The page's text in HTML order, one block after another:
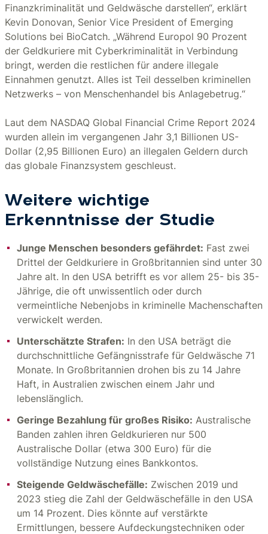
Finanzkriminalität und Geldwäsche darstellen“, erklärt
Kevin Donovan, Senior Vice President of Emerging
Solutions bei BioCatch. „Während Europol 90 Prozent
der Geldkuriere mit Cyberkriminalität in Verbindung
bringt, werden die restlichen für andere illegale
Einnahmen genutzt. Alles ist Teil desselben kriminellen
Netzwerks – von Menschenhandel bis Anlagebetrug.“
Laut dem NASDAQ Global Financial Crime Report 2024
wurden allein im vergangenen Jahr 3,1 Billionen US-
Dollar (2,95 Billionen Euro) an illegalen Geldern durch
das globale Finanzsystem geschleust.
Weitere wichtige
Erkenntnisse der Studie
Junge Menschen besonders gefährdet: Fast zwei
Drittel der Geldkuriere in Großbritannien sind unter 30
Jahre alt. In den USA betrifft es vor allem 25- bis 35-
Jährige, die oft unwissentlich oder durch
vermeintliche Nebenjobs in kriminelle Machenschaften
verwickelt werden.
Unterschätzte Strafen: In den USA beträgt die
durchschnittliche Gefängnisstrafe für Geldwäsche 71
Monate. In Großbritannien drohen bis zu 14 Jahre
Haft, in Australien zwischen einem Jahr und
lebenslänglich.
Geringe Bezahlung für großes Risiko: Australische
Banden zahlen ihren Geldkurieren nur 500
Australische Dollar (etwa 300 Euro) für die
vollständige Nutzung eines Bankkontos.
Steigende Geldwäschefälle: Zwischen 2019 und
2023 stieg die Zahl der Geldwäschefälle in den USA
um 14 Prozent. Dies könnte auf verstärkte
Ermittlungen, bessere Aufdeckungstechniken oder